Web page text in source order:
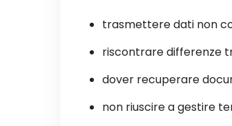
trasmettere dati non
riscontrare differenze
dover recuperare
non riuscire a gestire